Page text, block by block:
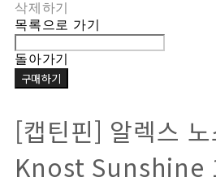
삭제하기
목록으로 가기
돌아가기
구매하기
[캡틴핀] 알렉스
Knost Sunshine